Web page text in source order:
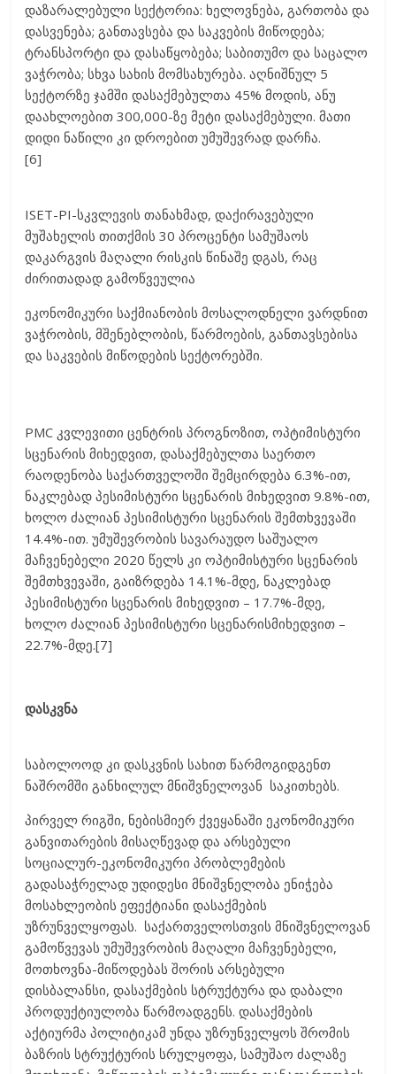
დაზარალებული სექტორია: ხელოვნება, გართობა და
დასვენება; განთავსება და საკვების მიწოდება;
ტრანსპორტი და დასაწყობება; საბითუმო და საცალო
ვაჭრობა; სხვა სახის მომსახურება. აღნიშნულ 5
სექტორზე ჯამში დასაქმებულთა 45% მოდის, ანუ
დაახლოებით 300,000-ზე მეტი დასაქმებული. მათი
დიდი ნაწილი კი დროებით უმუშევრად დარჩა.
[6]
ISET-PI-სკვლევის თანახმად, დაქირავებული
მუშახელის თითქმის 30 პროცენტი სამუშაოს
დაკარგვის მაღალი რისკის წინაშე დგას, რაც
ძირითადად გამოწვეულია
ეკონომიკური საქმიანობის მოსალოდნელი ვარდნით
ვაჭრობის, მშენებლობის, წარმოების, განთავსებისა
და საკვების მიწოდების სექტორებში.
PMC კვლევითი ცენტრის პროგნოზით, ოპტიმისტური
სცენარის მიხედვით, დასაქმებულთა საერთო
რაოდენობა საქართველოში შემცირდება 6.3%-ით,
ნაკლებად პესიმისტური სცენარის მიხედვით 9.8%-ით,
ხოლო ძალიან პესიმისტური სცენარის შემთხვევაში
14.4%-ით. უმუშევრობის სავარაუდო საშუალო
მაჩვენებელი 2020 წელს კი ოპტიმისტური სცენარის
შემთხვევაში, გაიზრდება 14.1%-მდე, ნაკლებად
პესიმისტური სცენარის მიხედვით – 17.7%-მდე,
ხოლო ძალიან პესიმისტური სცენარისმიხედვით –
22.7%-მდე.[7]
დასკვნა
საბოლოოდ კი დასკვნის სახით წარმოგიდგენთ
ნაშრომში განხილულ მნიშვნელოვან საკითხებს.
პირველ რიგში, ნებისმიერ ქვეყანაში ეკონომიკური
განვითარების მისაღწევად და არსებული
სოციალურ-ეკონომიკური პრობლემების
გადასაჭრელად უდიდესი მნიშვნელობა ენიჭება
მოსახლეობის ეფექტიანი დასაქმების
უზრუნველყოფას. საქართველოსთვის მნიშვნელოვან
გამოწვევას უმუშევრობის მაღალი მაჩვენებელი,
მოთხოვნა-მიწოდებას შორის არსებული
დისბალანსი, დასაქმების სტრუქტურა და დაბალი
პროდუქტიულობა წარმოადგენს. დასაქმების
აქტიურმა პოლიტიკამ უნდა უზრუნველყოს შრომის
ბაზრის სტრუქტურის სრულყოფა, სამუშაო ძალაზე